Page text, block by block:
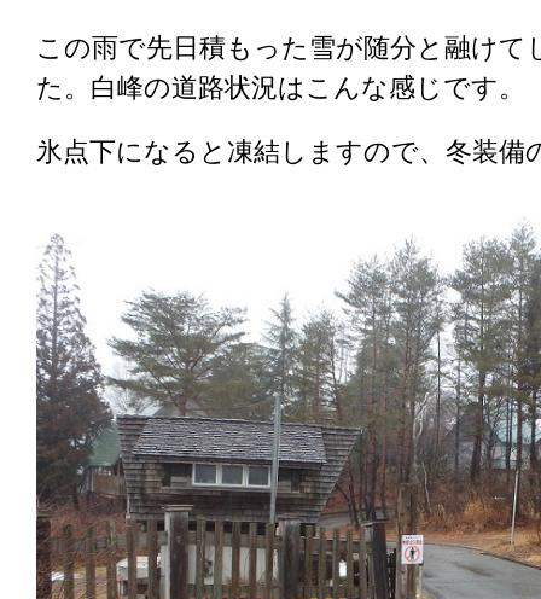
この雨で先日積もった雪が随分と融け
た。白峰の道路状況はこんな感じです。
氷点下になると凍結しますので、冬装備